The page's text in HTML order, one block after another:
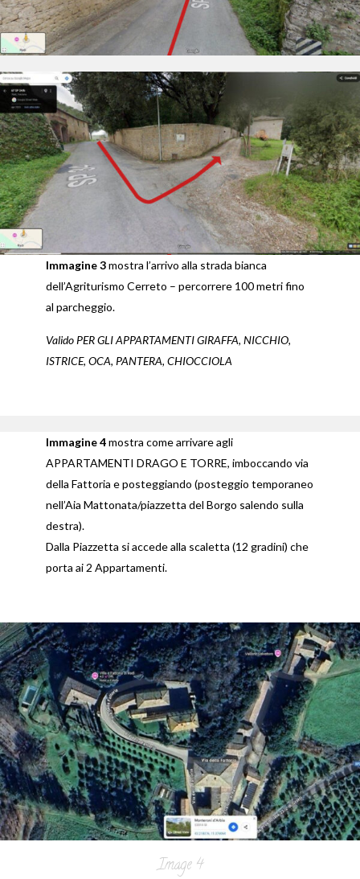
Immagine 3mostra l’arrivo alla strada bianca
dell’Agriturismo Cerreto – percorrere 100 metri fino
al parcheggio.
Valido PER GLI APPARTAMENTI GIRAFFA, NICCHIO,
ISTRICE, OCA, PANTERA, CHIOCCIOLA
Immagine 4mostra come arrivare agli
APPARTAMENTI DRAGO E TORRE, imboccando via
della Fattoria e posteggiando (posteggio temporaneo
nell’Aia Mattonata/piazzetta del Borgo salendo sulla
destra).
Dalla Piazzetta si accede alla scaletta (12 gradini) che
porta ai 2 Appartamenti.
Image 4